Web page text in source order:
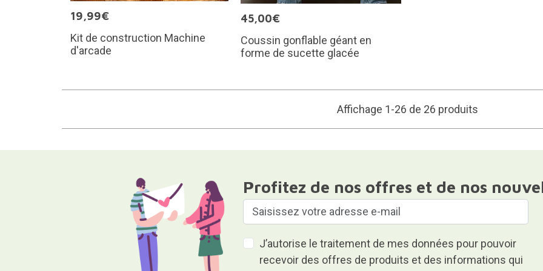
19,99€
Kit de construction Machine
d'arcade
45,00€
Coussin gonflable géant en
forme de sucette glacée
Affichage 1-26 de 26 produits
Profitez de nos offres et de nos
J’autorise le traitement de mes données pour pouvoir
recevoir des offres de produits et des informations qui